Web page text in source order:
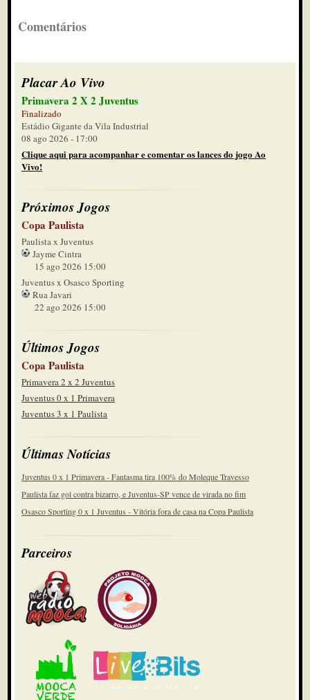
Comentários
Placar Ao Vivo
Primavera 2 X 2 Juventus
Finalizado
Estádio Gigante da Vila Industrial
08 ago 2026 - 17:00
Clique aqui para acompanhar e comentar os lances do jogo Ao
Vivo!
Próximos Jogos
Copa Paulista
Paulista x Juventus
Jayme Cintra
15 ago 2026 15:00
Juventus x Osasco Sporting
Rua Javari
22 ago 2026 15:00
Últimos Jogos
Copa Paulista
Primavera 2 x 2 Juventus
Juventus 0 x 1 Primavera
Juventus 3 x 1 Paulista
Últimas Notícias
Juventus 0 x 1 Primavera - Fantasma tira 100% do Moleque Travesso
Paulista faz gol contra bizarro, e Juventus-SP vence de virada no fim
Osasco Sporting 0 x 1 Juventus - Vitória fora de casa na Copa Paulista
Parceiros